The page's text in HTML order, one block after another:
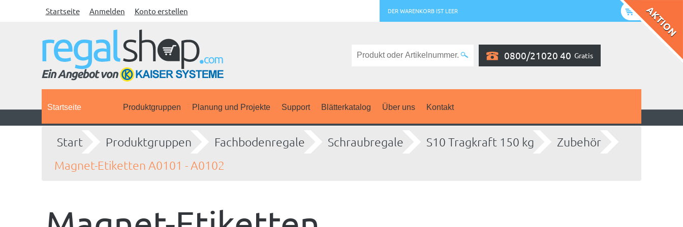
Startseite Anmelden Konto erstellen DER WARENKORB IST LEER
0800/21020 40 Gratis
Startseite Produktgruppen Planung und Projekte Support Blätterkatalog Über uns Kontakt
Start Produktgruppen Fachbodenregale Schraubregale S10 Tragkraft 150 kg
Zubehör
Magnet-Etiketten A0101 - A0102